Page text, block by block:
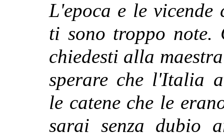
L'epoca e le
ti sono troppo note.
chiedesti alla
sperare che l'Italia
le catene che le
sarai senza dubio